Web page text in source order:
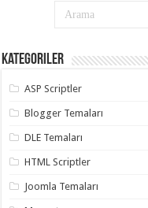
asansörlü
evden
taşımacılık,
organizasyon,
organizasyon,
organizasyon,
Kategoriler
ASP Scriptler
Blogger Temaları
DLE Temaları
HTML Scriptler
Joomla Temaları